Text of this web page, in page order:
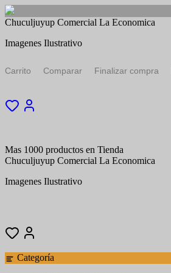
Saltar
contenido
Chuculjuyup Comercial La Economica
Imagenes Ilustrativo
Carrito Comparar Finalizar compra
Mas 1000 productos en Tienda
Chuculjuyup Comercial La Economica
Imagenes Ilustrativo
Categoría